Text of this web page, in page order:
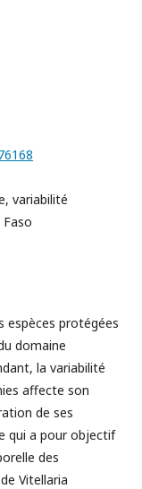
variabilité
espèces protégées
domaine
la variabilité
affecte son
de ses
qui a pour objectif
des
Vitellaria